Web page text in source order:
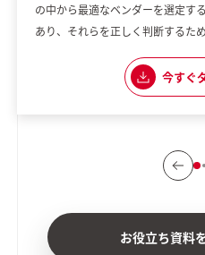
の中から最適なベンダーを選定す
あり、それらを正しく判断するた
ません。そこで、SHIFTは、誰で
ら、ベンダーの比較検討ができる
今すぐ
お役立ち資料